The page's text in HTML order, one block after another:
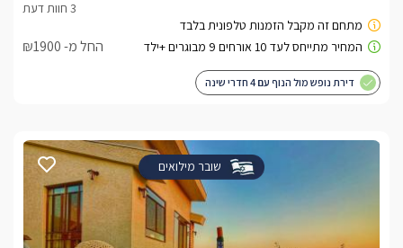
החל מ- ₪1900
דירת נופש מול הנוף עם 4 חדרי שינה
שובר מילואים